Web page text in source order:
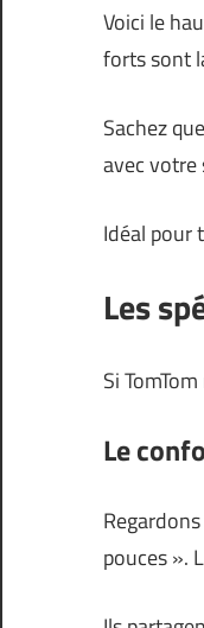
Voici le
forts sont
Sachez
avec votre
Idéal pour
Les
Si
Le
pouces ».